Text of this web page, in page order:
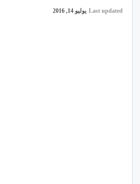
Last updated يوليو 14, 2016